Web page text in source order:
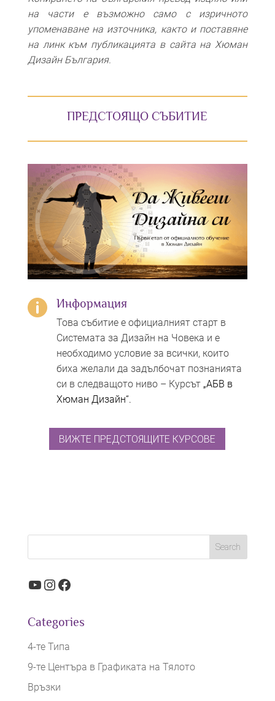
на части е възможно само с изричното
упоменаване на източника, както и поставяне
на линк към публикацията в сайта на Хюман
Дизайн България.
ПРЕДСТОЯЩО СЪБИТИЕ
 Информация
Това събитие е официалният старт в
Системата за Дизайн на Човека и е
необходимо условие за всички, които
биха желали да задълбочат познанията
си в следващото ниво – Курсът „АБВ в
Хюман Дизайн“.
ВИЖТЕ ПРЕДСТОЯЩИТЕ КУРСОВЕ
YouTube
Instagram
Facebook
Categories
4-те Типа
9-те Центъра в Графиката на Тялото
Връзки